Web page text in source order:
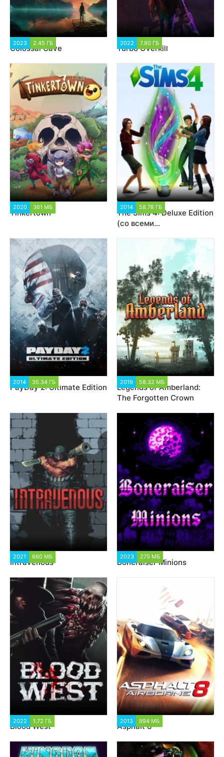
2023 2.45 ГБ
Colossal Cave
2022 7.80 ГБ
Turbo Overkill
2020 361 МБ
Tinkertown
2014 58.78 ГБ
The Sims 4: Deluxe Edition
(со всеми
2014 35.34 ГБ
PayDay 2: Ultimate Edition
2019 58.32 МБ
Legends of Amberland:
The Forgotten Crown
2021 660 МБ
Intravenous
2023 275 МБ
Boneraiser Minions
2022 1.72 ГБ
Blood West
2013 994 МБ
Asphalt 8